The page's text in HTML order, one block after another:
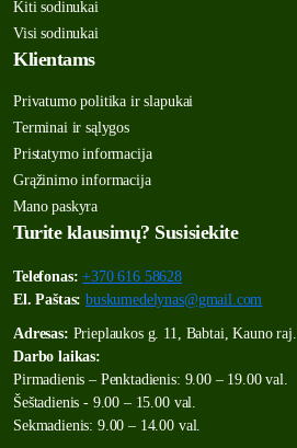
Kiti sodinukai
Visi sodinukai
Klientams
Privatumo politika ir slapukai
Terminai ir sąlygos
Pristatymo informacija
Grąžinimo informacija
Mano paskyra
Turite klausimų? Susisiekite
Telefonas: +370 616 58628
El. Paštas:buskumedelynas@gmail.com
Adresas: Prieplaukos g. 11, Babtai, Kauno raj.
Darbo laikas:
Pirmadienis – Penktadienis: 9.00 – 19.00 val.
Šeštadienis - 9.00 – 15.00 val.
Sekmadienis: 9.00 – 14.00 val.